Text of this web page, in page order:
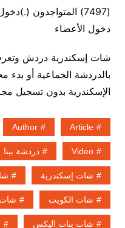
(7497) المتواجدون (.)دخول الزوار
دخول الأعضاء
شات إسكندرية دردش
بالدردشة الجماعية أو
الإسكندرية بدون تسجيل
Article
Author
Video دردشة بينا
شات إسكندرية
شات الكويت
شات بنات اليكس